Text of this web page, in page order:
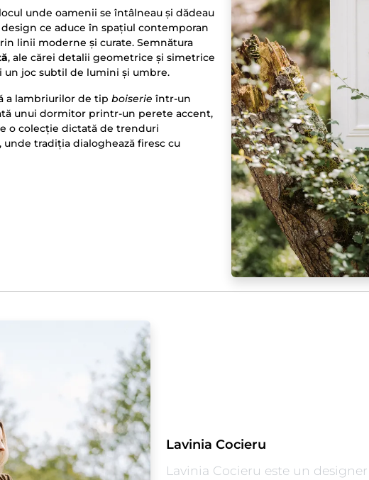
unde oamenii se întâlneau și dădeau
ce aduce în spațiul contemporan
linii moderne și curate. Semnătura
, ale cărei detalii geometrice și simetrice
un joc subtil de lumini și umbre.
a lambriurilor de tip boiserie într-un
unui dormitor printr-un perete accent,
o colecție dictată de trenduri
tradiția dialoghează firesc cu
Lavinia Cocieru
Lavinia Cocieru este un